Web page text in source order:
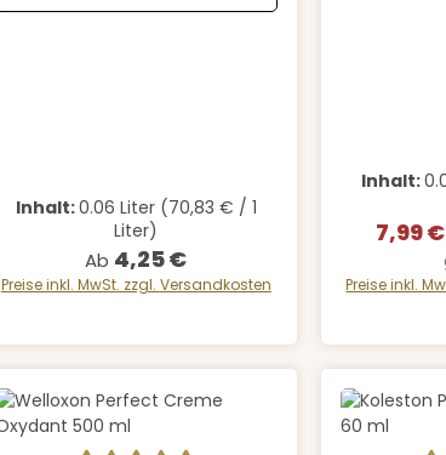
Inhalt:0.06 Liter (70,83 € / 1
Liter)
Regulärer Preis:
Ab 4,25 €
Preise inkl. MwSt. zzgl. Versandkosten
Inhalt:
7,99 €
Preise inkl.